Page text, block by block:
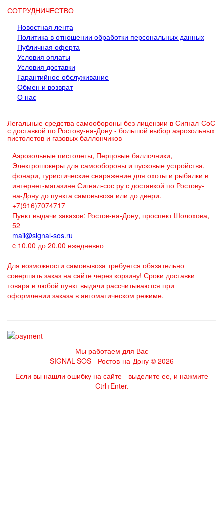
СОТРУДНИЧЕСТВО
Новостная лента
Политика в отношении обработки персональных данных
Публичная оферта
Условия оплаты
Условия доставки
Гарантийное обслуживание
Обмен и возврат
О нас
Легальные средства самообороны без лицензии в Сигнал-СоС
с доставкой по Ростову-на-Дону - большой выбор аэрозольных
пистолетов и газовых баллончиков
Аэрозольные пистолеты, Перцовые баллочники,
Электрошокеры для самообороны и пусковые устройства,
фонари, туристические снаряжение для охоты и рыбалки в
интернет-магазине Сигнал-сос ру с доставкой по Ростову-
на-Дону до пункта самовывоза или до двери.
+7(916)7074717
Пункт выдачи заказов: Ростов-на-Дону, проспект Шолохова,
52
mail@signal-sos.ru
c 10.00 до 20.00 ежедневно
Для возможности самовывоза требуется обязательно
совершать заказ на сайте через корзину! Сроки доставки
товара в любой пункт выдачи рассчитываются при
оформлении заказа в автоматическом режиме.
Мы работаем для Вас
SIGNAL-SOS - Ростов-на-Дону © 2026
Если вы нашли ошибку на сайте - выделите ее, и нажмите
Ctrl+Enter.